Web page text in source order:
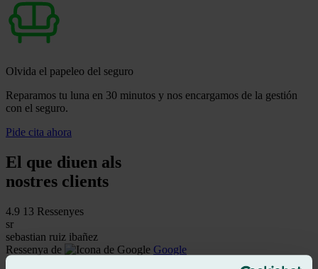
Olvida el papeleo del seguro
Reparamos tu luna en 30 minutos y nos encargamos de la gestión
con el seguro.
Pide cita ahora
El que diuen als
nostres clients
4.9 13 Ressenyes
sr
sebastian ruiz ibañez
Ressenya de
Google
5